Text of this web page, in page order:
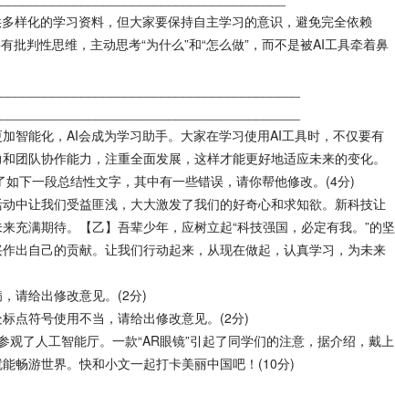
化的学习资料，但大家要保持自主学习的意识，避免完全依赖
批判性思维，主动思考“为什么”和“怎么做”，而不是被AI工具牵着鼻
能化，AI会成为学习助手。大家在学习使用AI工具时，不仅要有
团队协作能力，注重全面发展，这样才能更好地适应未来的变化。
下一段总结性文字，其中有一些错误，请你帮他修改。(4分)
让我们受益匪浅，大大激发了我们的好奇心和求知欲。新科技让
充满期待。【乙】吾辈少年，应树立起“科技强国，必定有我。”的坚
出自己的贡献。让我们行动起来，从现在做起，认真学习，为未来
给出修改意见。(2分)
符号使用不当，请给出修改意见。(2分)
了人工智能厅。一款“AR眼镜”引起了同学们的注意，据介绍，戴上
畅游世界。快和小文一起打卡美丽中国吧！(10分)